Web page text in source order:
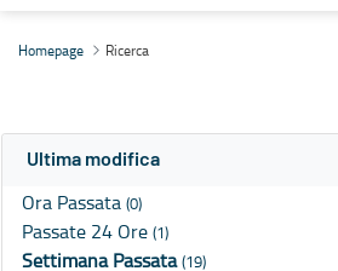
Homepage Ricerca
Ultima modifica
Ora Passata (0)
Passate 24 Ore (1)
Settimana Passata(19)